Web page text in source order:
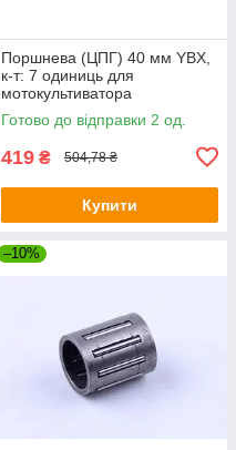
Поршнева (ЦПГ) 40 мм YBX,
к-т: 7 одиниць для
мотокультиватора
Готово до відправки 2 од.
419 ₴ 504,78 ₴
Купити
–10%